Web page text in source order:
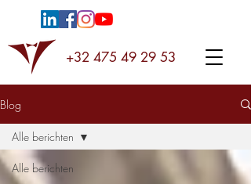
+32 475 49 29 53
Blog
Alle berichten
Alle berichten